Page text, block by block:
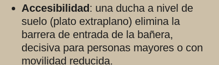
Accesibilidad : una ducha a nivel de
suelo (plato extraplano) elimina la
barrera de entrada de la bañera,
decisiva para personas mayores o con
movilidad reducida.